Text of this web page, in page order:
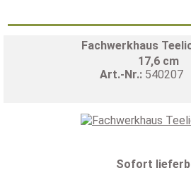
Fachwerkhaus
17,6 cm
Art.-Nr.: 540207
Sofort